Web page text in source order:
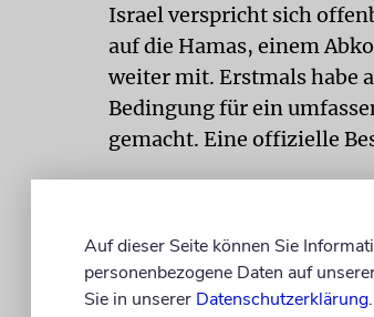
Israel verspricht sich
auf die Hamas, einem
weiter mit. Erstmals habe
Bedingung für ein
gemacht. Eine offizielle
eine Illusion, teilte das
Eroberung von Gebieten
Auf dieser Seite können Sie
personenbezogene Daten auf
Sie in unserer Datenschutzerklärung.